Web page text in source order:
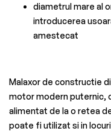
diametrul mare al
introducerea
amestecat
Malaxor de constructie
motor modern puternic,
alimentat de la o retea
poate fi utilizat si in